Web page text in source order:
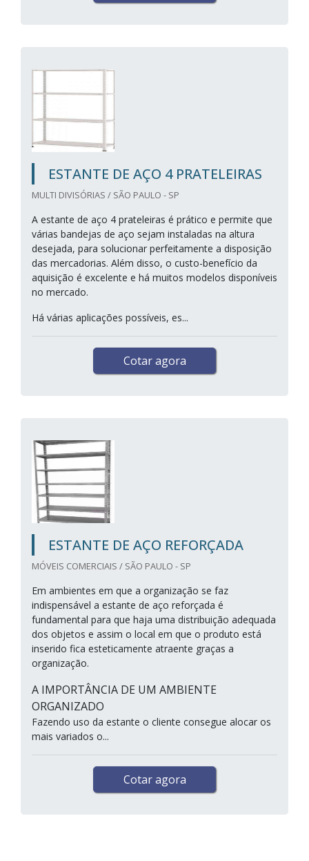
ESTANTE DE AÇO 4 PRATELEIRAS
MULTI DIVISÓRIAS / SÃO PAULO - SP
A estante de aço 4 prateleiras é prático e permite que
várias bandejas de aço sejam instaladas na altura
desejada, para solucionar perfeitamente a disposição
das mercadorias. Além disso, o custo-benefício da
aquisição é excelente e há muitos modelos disponíveis
no mercado.
Há várias aplicações possíveis, es...
Cotar agora
ESTANTE DE AÇO REFORÇADA
MÓVEIS COMERCIAIS / SÃO PAULO - SP
Em ambientes em que a organização se faz
indispensável a estante de aço reforçada é
fundamental para que haja uma distribuição adequada
dos objetos e assim o local em que o produto está
inserido fica esteticamente atraente graças a
organização.
A IMPORTÂNCIA DE UM AMBIENTE
ORGANIZADO
Fazendo uso da estante o cliente consegue alocar os
mais variados o...
Cotar agora